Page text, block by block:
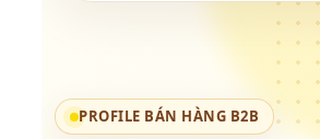
PROFILE BÁN HÀNG B2B